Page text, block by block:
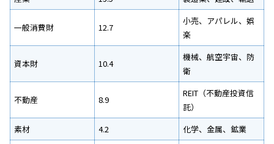
一般消費財 12.7
小売、アパレル、娯
楽
資本財 10.4
機械、航空宇宙、防
衛
不動産 8.9
REIT（不動産投資信
託）
素材
4.2
化学、金属、鉱業